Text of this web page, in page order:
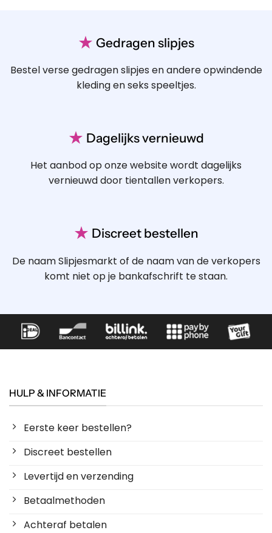
★ Gedragen slipjes
Bestel verse gedragen slipjes en andere opwindende
kleding en seks speeltjes.
★ Dagelijks vernieuwd
Het aanbod op onze website wordt dagelijks
vernieuwd door tientallen verkopers.
★ Discreet bestellen
De naam Slipjesmarkt of de naam van de verkopers
komt niet op je bankafschrift te staan.
HULP & INFORMATIE
Eerste keer bestellen?
Discreet bestellen
Levertijd en verzending
Betaalmethoden
Achteraf betalen